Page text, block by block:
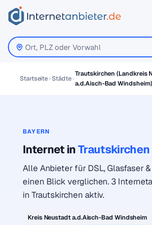
Startseite Städte
Trautskirchen (Landkreis
a.d.Aisch-Bad Windsheim)
BAYERN
Internet inTrautskirchen
Alle Anbieter für DSL, Glasfaser
einen Blick verglichen. 3
in Trautskirchen aktiv.
Kreis Neustadt a.d.Aisch-Bad Windsheim